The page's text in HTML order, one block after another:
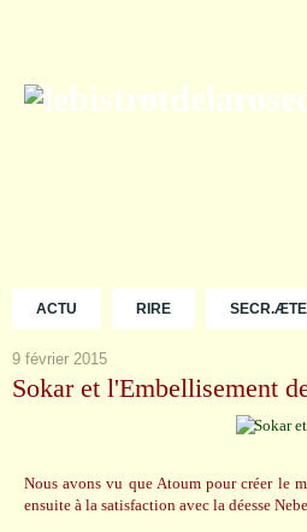
ACTU RIRE
9 février 2015
Sokar et l'Embellisement
Nous avons vu que Atoum pour créer le
ensuite à la satisfaction avec la déesse